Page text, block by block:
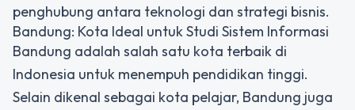
penghubung antara teknologi dan strategi bisnis.
Bandung: Kota Ideal untuk Studi Sistem Informasi
Bandung adalah salah satu kota terbaik di
Indonesia untuk menempuh pendidikan tinggi.
Selain dikenal sebagai kota pelajar, Bandung juga